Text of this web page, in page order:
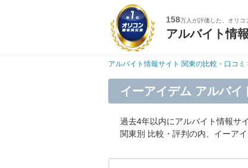
158万人が評価した、オリコ
アルバイト情
アルバイト情報サイト 関東の比較・口コミ
イーアイデム アルバイ
過去4年以内にアルバイト情報サ
関東別 比較・評判の内、イーア